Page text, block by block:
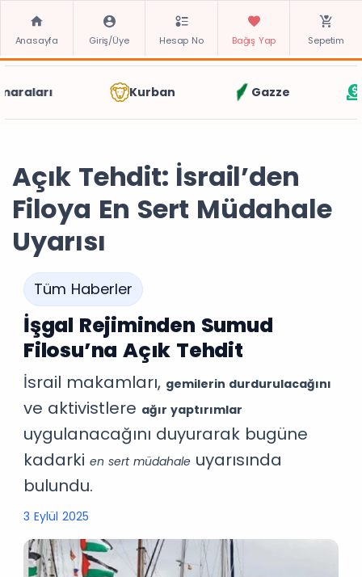
Anasayfa Giriş/Üye Hesap No Bağış Yap Sepetim
Kurban Gazze Zekat
Açık Tehdit: İsrail’den
Filoya En Sert Müdahale
Uyarısı
Tüm Haberler
İşgal Rejiminden Sumud
Filosu’na Açık Tehdit
İsrail makamları, gemilerin durdurulacağını
ve aktivistlere ağır yaptırımlar
uygulanacağını duyurarak bugüne
kadarki en sert müdahale uyarısında
bulundu.
3 Eylül 2025